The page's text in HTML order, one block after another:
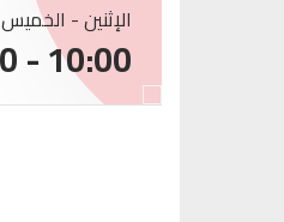
الإثنين - الخميس
10:00 - 12:30